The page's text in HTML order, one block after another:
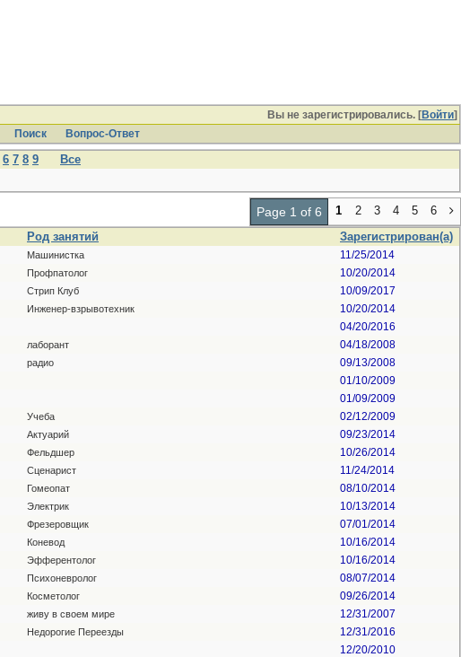
Вы не зарегистрировались. [Войти]
Поиcк Вопрос-Ответ
6 7 8 9 Все
Page 1 of 6 1 2 3 4 5
6
Род занятий
Зарегистрирован(а)
Машинистка 11/25/2014
Профпатолог 10/20/2014
Стрип Клуб 10/09/2017
Инженер-взрывотехник 10/20/2014
04/20/2016
лаборант 04/18/2008
радио 09/13/2008
01/10/2009
01/09/2009
Учеба 02/12/2009
Актуарий 09/23/2014
Фельдшер 10/26/2014
Сценарист 11/24/2014
Гомеопат 08/10/2014
Электрик 10/13/2014
Фрезеровщик 07/01/2014
Коневод 10/16/2014
Эфферентолог 10/16/2014
Психоневролог 08/07/2014
Косметолог 09/26/2014
живу в своем мире 12/31/2007
Недорогие Переезды 12/31/2016
12/20/2010